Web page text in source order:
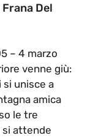
Del
– 4 marzo
venne giù:
unisce a
amica
le tre
si attende